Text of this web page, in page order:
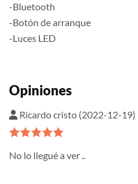
-Bluetooth
-Botón de arranque
-Luces LED
Opiniones
Ricardo cristo (2022-12-19)
No lo llegué a ver ..